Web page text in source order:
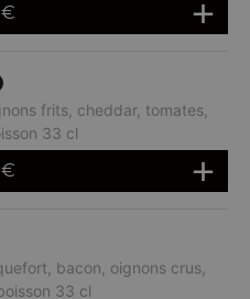
€
frits, cheddar, tomates,
33 cl
€
bacon, oignons crus,
33 cl